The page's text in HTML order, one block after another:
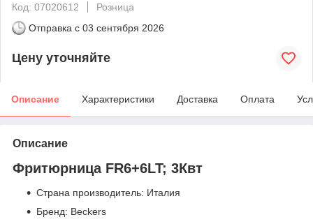
Код: 07020612
Розница
Отправка с 03 сентября 2026
Цену уточняйте
Описание Характеристики Доставка Оплата
Описание
Фритюрница FR6+6LT; 3Квт
Страна производитель: Италия
Бренд: Beckers